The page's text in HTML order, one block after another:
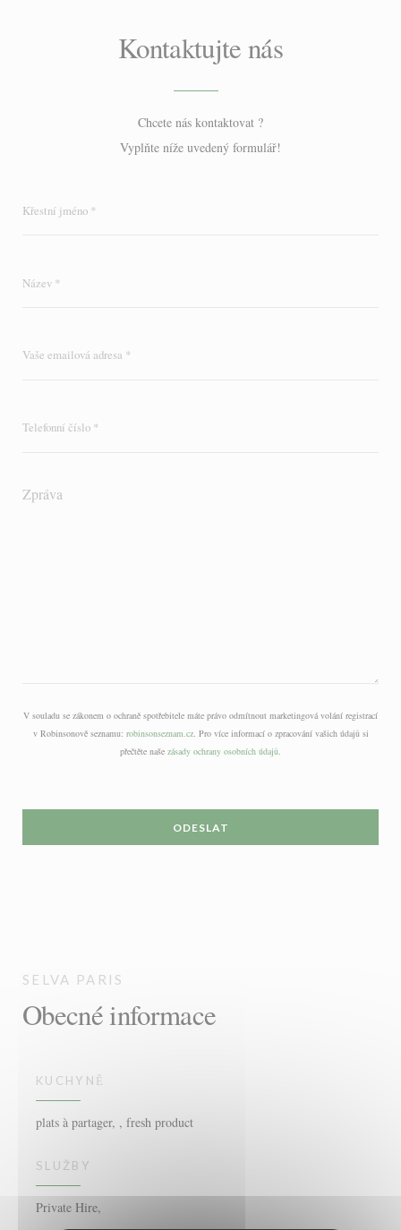
Kontaktujte nás
Chcete nás kontaktovat ?
Vyplňte níže uvedený formulář!
V souladu se zákonem o ochraně spotřebitele máte právo odmítnout marketingová volání registrací
v Robinsonově seznamu: robinsonseznam.cz. Pro více informací o zpracování vašich údajů si
přečtěte naše zásady ochrany osobních údajů
SELVA PARIS
Obecné informace
KUCHYNĚ
plats à partager, , fresh product
SLUŽBY
Private Hire,